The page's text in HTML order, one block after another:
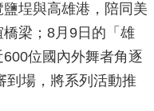
埕與高雄港，陪同美
梁；8月9日的「雄
位國內外舞者角逐
到場，將系列活動推